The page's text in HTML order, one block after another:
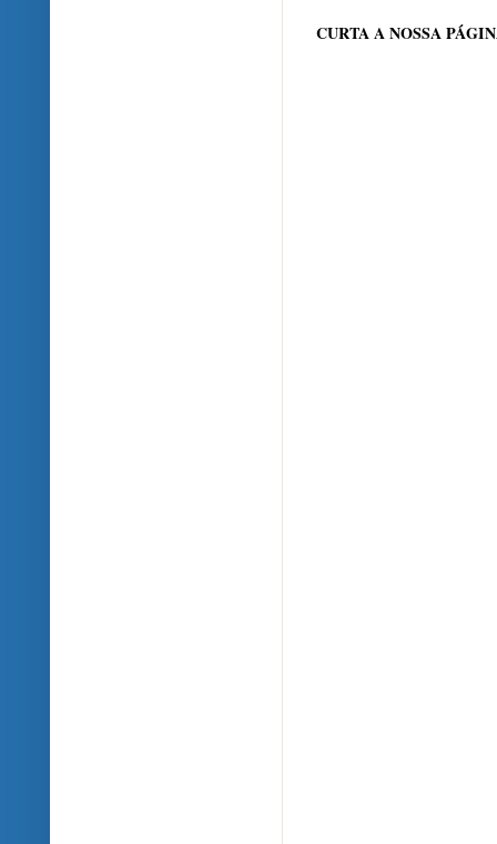
CURTA A NOSSA